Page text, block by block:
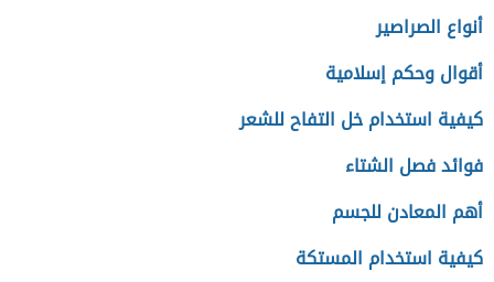
أنواع الصراصير
أقوال وحكم إسلامية
كيفية استخدام خل التفاح للشعر
فوائد فصل الشتاء
أهم المعادن للجسم
كيفية استخدام المستكة